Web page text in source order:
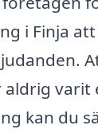
i Finja
varit
kan du